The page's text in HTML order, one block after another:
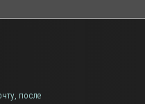
после